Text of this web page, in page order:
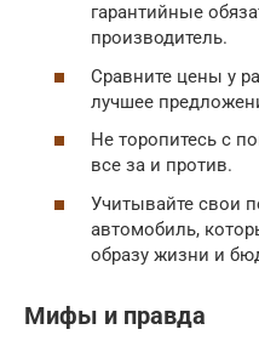
гарантийные
производитель.
Сравните цены у
лучшее
Не торопитесь с
все за и против.
Учитывайте свои
автомобиль,
образу жизни и
Мифы и правда